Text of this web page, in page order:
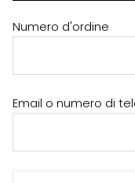
Numero d'ordine
Email o numero di